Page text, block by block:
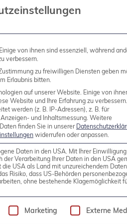
Distributionen
E-Mails automatisch
von ihnen sind essenziell, während
verbessern.
zu freiwilligen Diensten geben
Erlaubnis bitten.
auf unserer Website. Einige von
Website und Ihre Erfahrung zu verbessern.
werden (z. B. IP-Adressen), z. B. für
und Inhaltsmessung. Weitere
finden Sie in unserer
widerrufen oder anpassen.
Daten in den USA. Mit Ihrer
der Verarbeitung Ihrer Daten in den USA
die USA als Land mit unzureichendem
Risiko, dass US-Behörden
ohne bestehende Klagemöglichkeit
Gruppen, für die eine
Marketing Externe